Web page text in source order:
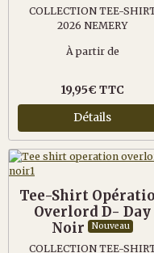
COLLECTION TEE-
2026 NEMERY
À partir de
19,95€ TTC
Détails
Tee-Shirt
Overlord D- Day
Noir
Nouveau
COLLECTION TEE-